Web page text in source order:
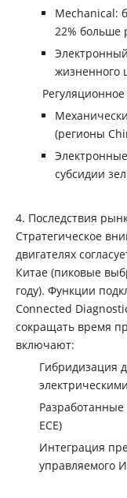
Mechanical:
22% больше
жизненного
(регионы
субсидии
4. Последствия
Стратегическое
двигателях
Китае (пиковые
году). Функции
Connected
сокращать время
включают:
Гибридизация
ECE)
Интеграция
управляемого